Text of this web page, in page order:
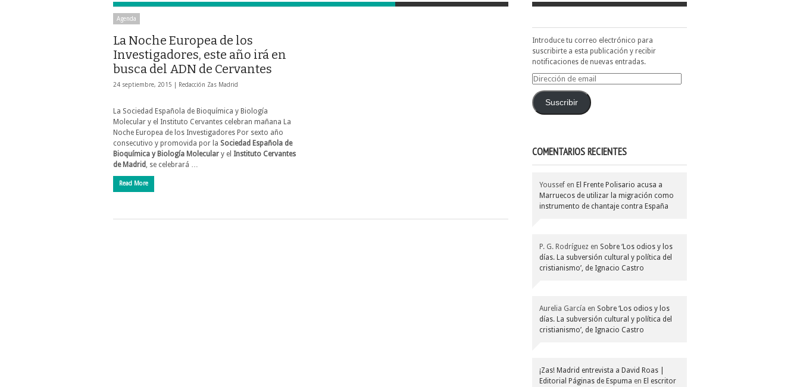
Agenda
La Noche Europea de los
Investigadores, este año irá en
busca del ADN de Cervantes
24 septiembre, 2015 | Redacción Zas Madrid
La Sociedad Española de Bioquímica y Biología
Molecular y el Instituto Cervantes celebran mañana La
Noche Europea de los Investigadores Por sexto año
consecutivo y promovida por la Sociedad Española de
Bioquímica y Biología Molecular y el Instituto Cervantes
de Madrid , se celebrará …
Read More
Introduce tu correo electrónico para
suscribirte a esta publicación y recibir
notificaciones de nuevas entradas.
Dirección
emailSuscribir
COMENTARIOS RECIENTES
Youssef en El Frente Polisario acusa a
Marruecos de utilizar la migración como
instrumento de chantaje contra España
P. G. Rodríguez en Sobre ‘Los odios y los
días. La subversión cultural y política del
cristianismo’, de Ignacio Castro
Aurelia García en Sobre ‘Los odios y los
días. La subversión cultural y política del
cristianismo’, de Ignacio Castro
¡Zas! Madrid entrevista a David Roas |
Editorial Páginas de Espuma en El escritor